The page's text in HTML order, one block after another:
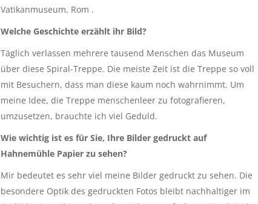
Vatikanmuseum, Rom .
Welche Geschichte erzählt ihr Bild?
Täglich verlassen mehrere tausend Menschen das Museum
über diese Spiral-Treppe. Die meiste Zeit ist die Treppe so voll
mit Besuchern, dass man diese kaum noch wahrnimmt. Um
meine Idee, die Treppe menschenleer zu fotografieren,
umzusetzen, brauchte ich viel Geduld.
Wie wichtig ist es für Sie, Ihre Bilder gedruckt auf
Hahnemühle Papier zu sehen?
Mir bedeutet es sehr viel meine Bilder gedruckt zu sehen. Die
besondere Optik des gedruckten Fotos bleibt nachhaltiger im